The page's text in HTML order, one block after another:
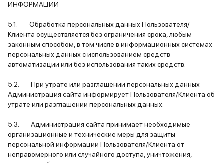
ИНФОРМАЦИИ
5.1. Обработка персональных данных Пользователя/
Клиента осуществляется без ограничения срока, любым
законным способом, в том числе в информационных системах
персональных данных с использованием средств
автоматизации или без использования таких средств.
5.2. При утрате или разглашении персональных данных
Администрация сайта информирует Пользователя/Клиента об
утрате или разглашении персональных данных.
5.3. Администрация сайта принимает необходимые
организационные и технические меры для защиты
персональной информации Пользователя/Клиента от
неправомерного или случайного доступа, уничтожения,